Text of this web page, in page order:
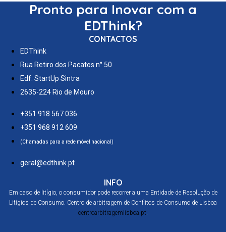
Pronto para Inovar com a
EDThink?
CONTACTOS
EDThink
Rua Retiro dos Pacatos n° 50
Edf. StartUp Sintra
2635-224 Rio de Mouro
+351 918 567 036
+351 968 912 609
(Chamadas para a rede móvel nacional)
geral@edthink.pt
INFO
Em caso de litígio, o consumidor pode recorrer a uma Entidade de Resolução de
Litígios de Consumo. Centro de arbitragem de Conflitos de Consumo de Lisboa
centroarbitragemlisboa.pt